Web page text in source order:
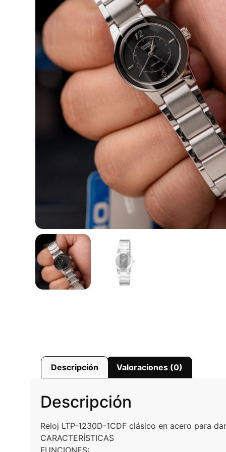
Descripción Valoraciones (0)
Descripción
Reloj LTP-1230D-1CDF clásico en acero para
CARACTERÍSTICAS
FUNCIONES: